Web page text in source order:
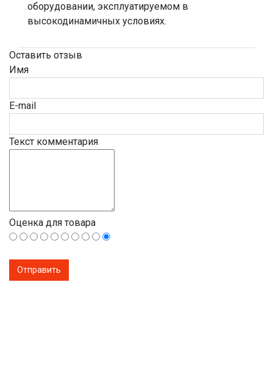
оборудовании, эксплуатируемом в
высокодинамичных условиях.
Оставить отзыв
Имя
E-mail
Текст комментария
Оценка для товара